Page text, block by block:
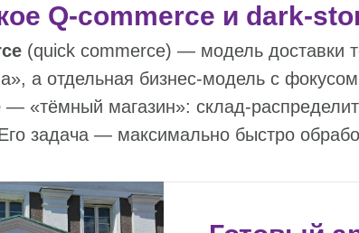
Q‑commerce и
(quick commerce) — модель доставки
а отдельная бизнес‑модель с
— «тёмный магазин»:
задача — максимально быстро